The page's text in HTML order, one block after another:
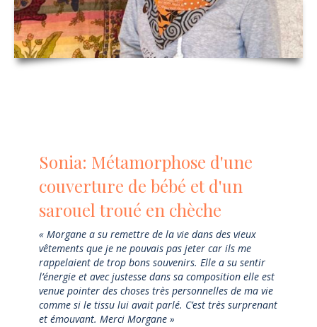
Sonia: Métamorphose d'une
couverture de bébé et d'un
sarouel troué en chèche
« Morgane a su remettre de la vie dans des vieux
vêtements que je ne pouvais pas jeter car ils me
rappelaient de trop bons souvenirs. Elle a su sentir
l’énergie et avec justesse dans sa composition elle est
venue pointer des choses très personnelles de ma vie
comme si le tissu lui avait parlé. C’est très surprenant
et émouvant. Merci Morgane »